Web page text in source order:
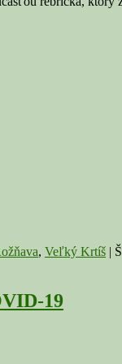
, Veľký Krtíš |
19